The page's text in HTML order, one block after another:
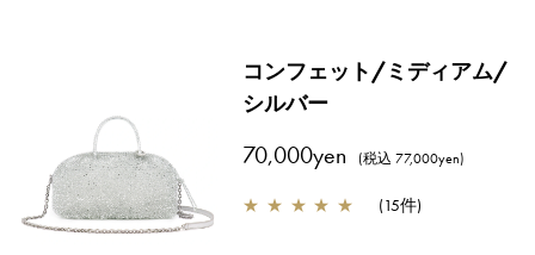
コンフェット/ミディアム/
シルバー
70,000yen (税込 77,000yen)
★ ★ ★ ★ ★ (15件)